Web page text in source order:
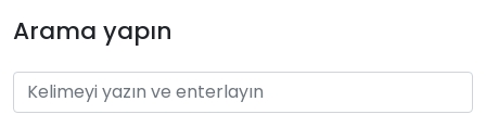
Arama yapın